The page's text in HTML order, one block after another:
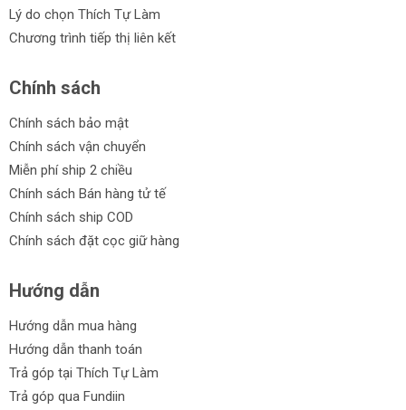
Lý do chọn Thích Tự Làm
Chương trình tiếp thị liên kết
Chính sách
Chính sách bảo mật
Chính sách vận chuyển
Miễn phí ship 2 chiều
Chính sách Bán hàng tử tế
Chính sách ship COD
Chính sách đặt cọc giữ hàng
Hướng dẫn
Hướng dẫn mua hàng
Hướng dẫn thanh toán
Trả góp tại Thích Tự Làm
Trả góp qua Fundiin